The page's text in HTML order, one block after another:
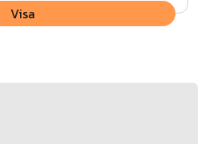
Visa